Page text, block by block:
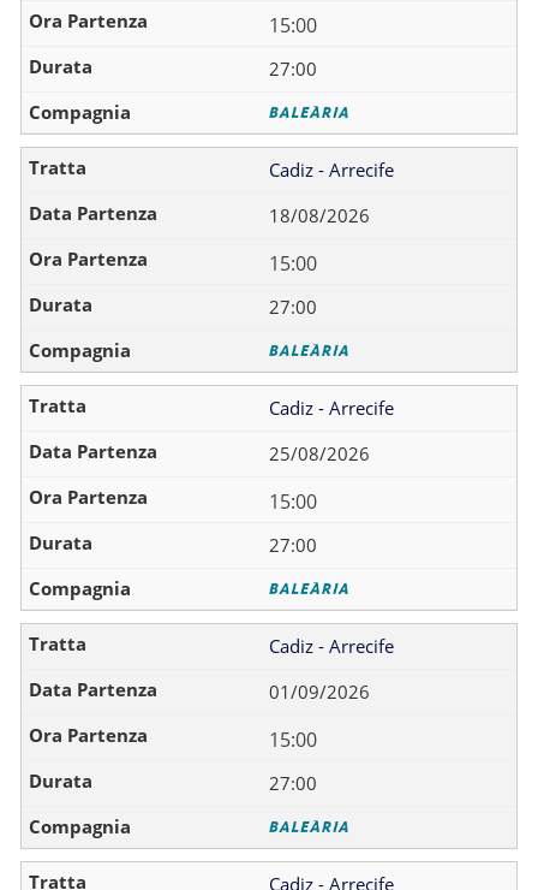
15:00
27:00
Cadiz - Arrecife
18/08/2026
15:00
27:00
Cadiz - Arrecife
25/08/2026
15:00
27:00
Cadiz - Arrecife
01/09/2026
15:00
27:00
Cadiz - Arrecife